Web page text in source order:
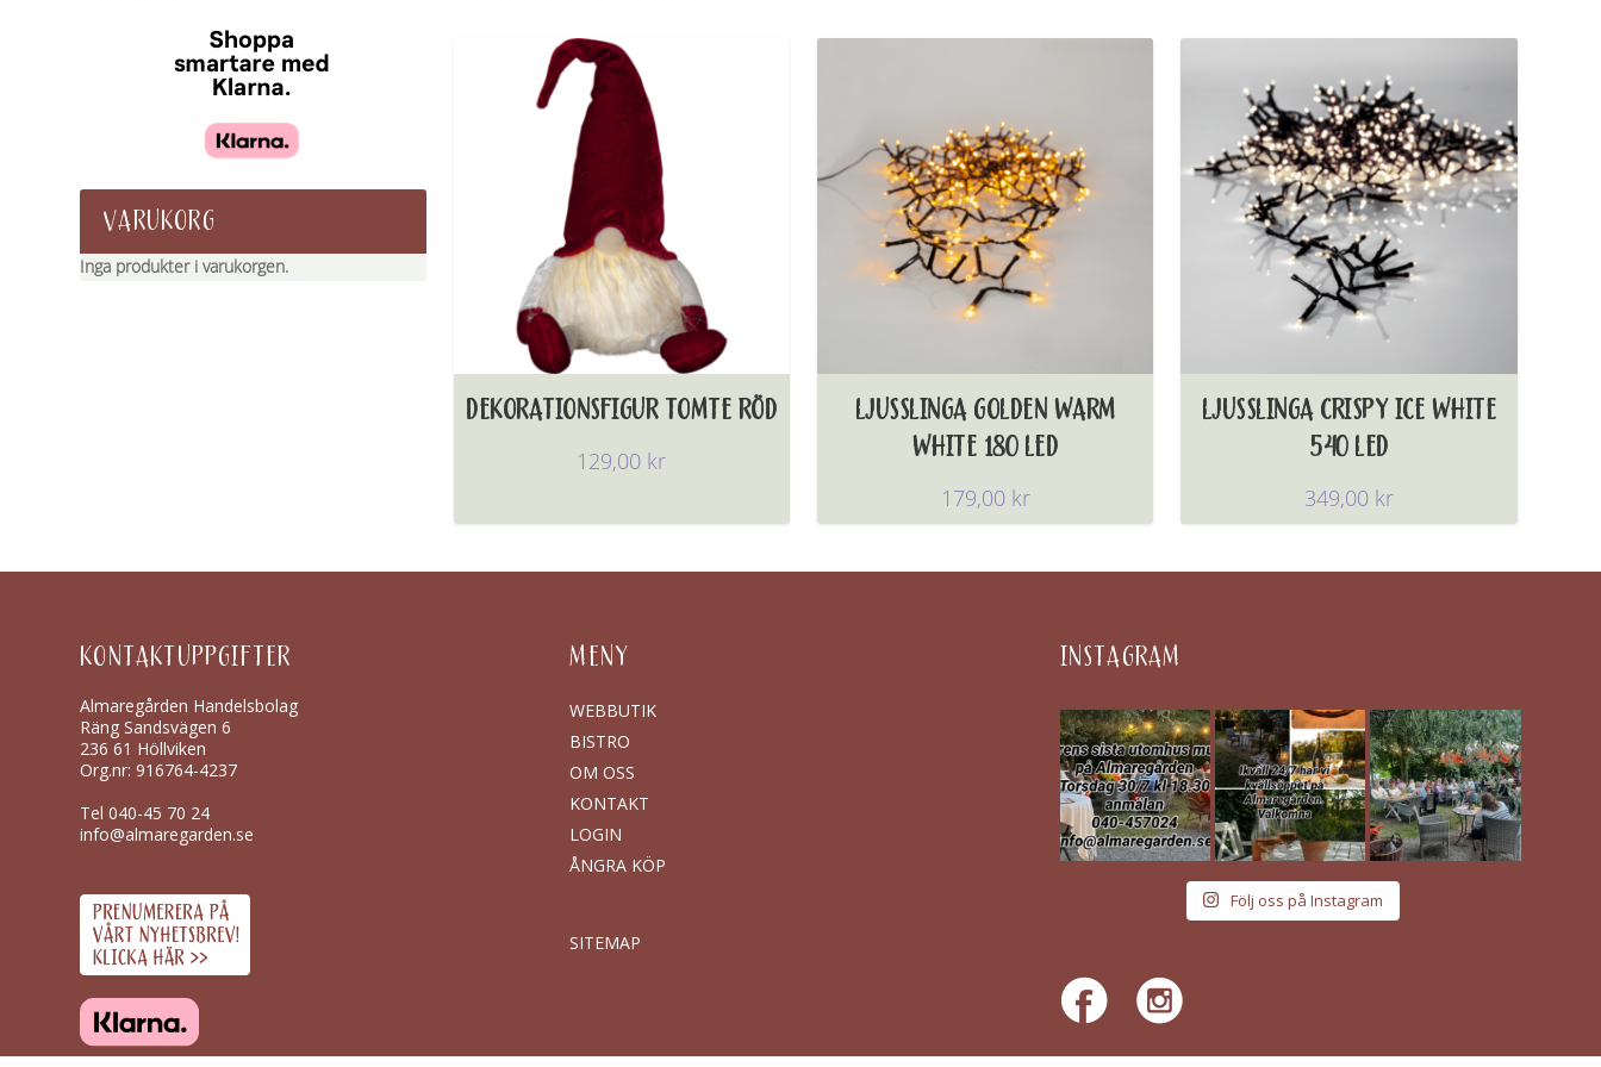
DEKORATIONSFIGUR TOMTE RÖD
129,00 kr
LJUSSLINGA GOLDEN WARM
WHITE 180 LED
179,00 kr
LJUSSLINGA CRISPY ICE WHITE
540 LED
349,00 kr
VARUKORG
Inga produkter i varukorgen.
KONTAKTUPPGIFTER
Almaregården Handelsbolag
Räng Sandsvägen 6
236 61 Höllviken
Org.nr: 916764-4237
Tel040-45 70 24
info@almaregarden.se
MENY
WEBBUTIK
BISTRO
OM OSS
KONTAKT
LOGIN
ÅNGRA KÖP
SITEMAP
INSTAGRAM
Följ oss på Instagram